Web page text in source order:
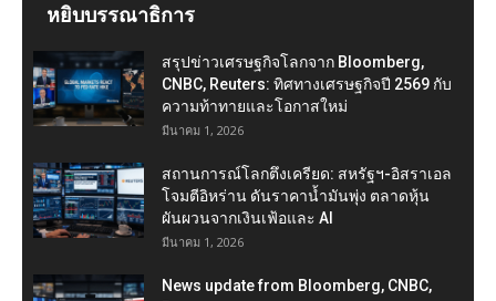
หยิบบรรณาธิการ
สรุปข่าวเศรษฐกิจโลกจาก Bloomberg,
CNBC, Reuters: ทิศทางเศรษฐกิจปี 2569 กับ
ความท้าทายและโอกาสใหม่
มีนาคม 1, 2026
สถานการณ์โลกตึงเครียด: สหรัฐฯ-อิสราเอล
โจมตีอิหร่าน ดันราคาน้ำมันพุ่ง ตลาดหุ้น
ผันผวนจากเงินเฟ้อและ AI
มีนาคม 1, 2026
News update from Bloomberg, CNBC,